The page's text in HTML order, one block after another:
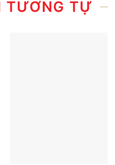
TƯƠNG TỰ